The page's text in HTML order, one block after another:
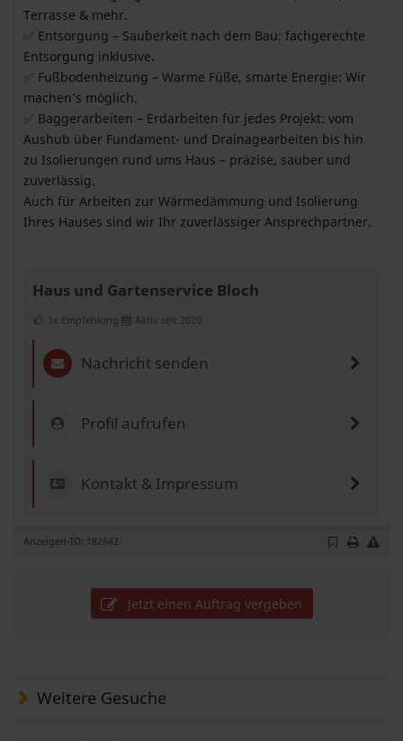
Terrasse & mehr.
✅ Entsorgung – Sauberkeit nach dem Bau: fachgerechte
Entsorgung inklusive.
✅ Fußbodenheizung – Warme Füße, smarte Energie: Wir
machen’s möglich.
✅ Baggerarbeiten – Erdarbeiten für jedes Projekt: vom
Aushub über Fundament- und Drainagearbeiten bis hin
zu Isolierungen rund ums Haus – präzise, sauber und
zuverlässig.
Auch für Arbeiten zur Wärmedämmung und Isolierung
Ihres Hauses sind wir Ihr zuverlässiger Ansprechpartner.
Haus und Gartenservice Bloch
1x Empfehlung Aktiv seit 2020
Nachricht senden
Profil aufrufen
Kontakt & Impressum
Anzeigen-ID: 182642
Jetzt einen Auftrag vergeben
Weitere Gesuche